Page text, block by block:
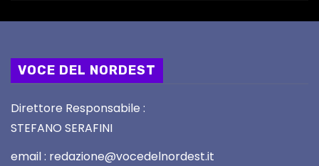
VOCE DEL NORDEST
Direttore Responsabile :
STEFANO SERAFINI
email : redazione@vocedelnordest.it